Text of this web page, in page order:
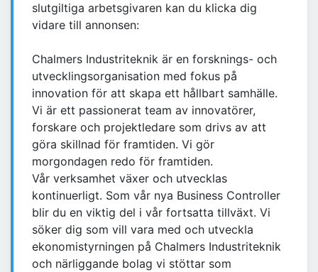
slutgiltiga arbetsgivaren kan du klicka dig
vidare till annonsen:
Chalmers Industriteknik är en forsknings- och
utvecklingsorganisation med fokus på
innovation för att skapa ett hållbart samhälle.
Vi är ett passionerat team av innovatörer,
forskare och projektledare som drivs av att
göra skillnad för framtiden. Vi gör
morgondagen redo för framtiden.
Vår verksamhet växer och utvecklas
kontinuerligt. Som vår nya Business Controller
blir du en viktig del i vår fortsatta tillväxt. Vi
söker dig som vill vara med och utveckla
ekonomistyrningen på Chalmers Industriteknik
och närliggande bolag vi stöttar som